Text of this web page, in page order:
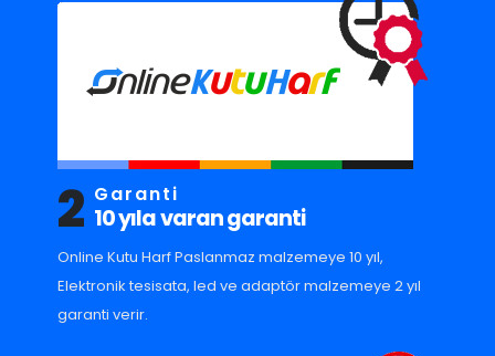
2 Garanti
10 yıla varan garanti
Online Kutu Harf Paslanmaz malzemeye 10 yıl,
Elektronik tesisata, led ve adaptör malzemeye 2 yıl
garanti verir.